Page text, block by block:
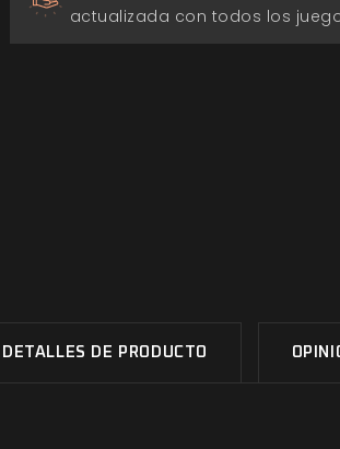
actualizada con todos los
DETALLES DE PRODUCTO